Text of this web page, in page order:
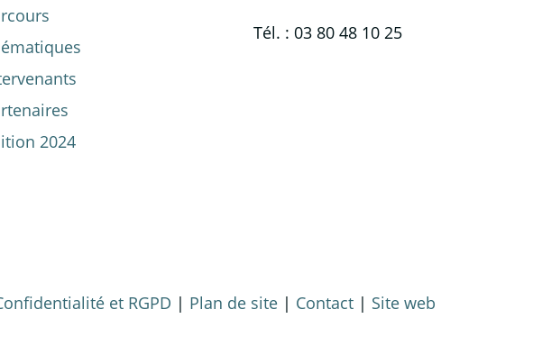
2024
Tél. : 03 80 48 10 25
et RGPD | Plan de site | Contact | Site web